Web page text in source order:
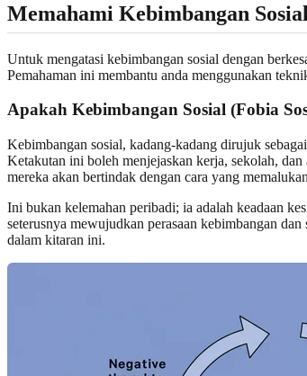
Memahami Kebimbangan
Untuk mengatasi kebimbangan sosial dengan
Pemahaman ini membantu anda menggunakan
Apakah Kebimbangan Sosial (Fobia
Kebimbangan sosial, kadang-kadang dirujuk sebagai
Ketakutan ini boleh menjejaskan kerja, sekolah,
mereka akan bertindak dengan cara yang
Ini bukan kelemahan peribadi; ia adalah keadaan
seterusnya mewujudkan perasaan kebimbangan
dalam kitaran ini.